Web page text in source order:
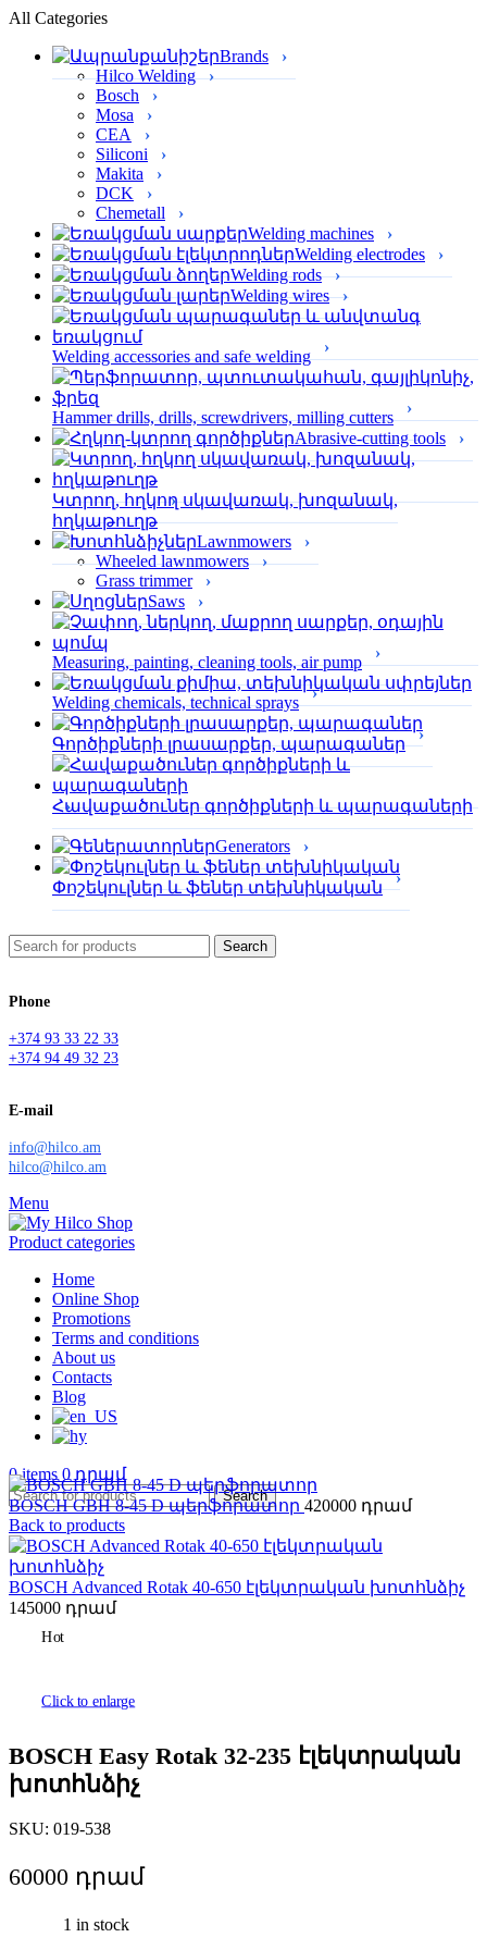
All Categories
Brands
Hilco Welding
Bosch
Mosa
CEA
Siliconi
Makita
DCK
Chemetall
Welding machines
Welding electrodes
Welding rods
Welding wires
Welding accessories and safe welding
Hammer drills, drills, screwdrivers, milling cutters
Abrasive-cutting tools
Կտրող, հղկող սկավառակ, խոզանակ,
հղկաթուղթ
Lawnmowers
Wheeled lawnmowers
Grass trimmer
Saws
Measuring, painting, cleaning tools, air pump
Welding chemicals, technical sprays
Գործիքների լրասարքեր, պարագաներ
Հավաքածուներ գործիքների և պարագաների
Generators
Փոշեկուլներ և ֆեներ տեխնիկական
Search
Phone
+374 93 33 22 33
+374 94 49 32 23
E-mail
info@hilco.am
hilco@hilco.am
Menu
Product categories
Home
Online Shop
Promotions
Terms and conditions
About us
Contacts
Blog
0items 0
Search
BOSCH GBH 8-45 D պերֆորատոր 420000
Back to products
BOSCH Advanced Rotak 40-650 էլեկտրական խոտհնձիչ
145000
Hot
Click to enlarge
BOSCH Easy Rotak 32-235 էլեկտրական
խոտհնձիչ
SKU: 019-538
60000
1 in stock